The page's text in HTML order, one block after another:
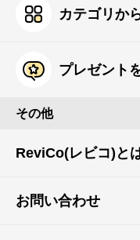
カテゴリか
プレゼント
その他
ReviCo(レビコ)と
お問い合わせ